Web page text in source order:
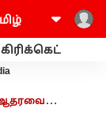
கிரிக்கெட்
ஆதரவை